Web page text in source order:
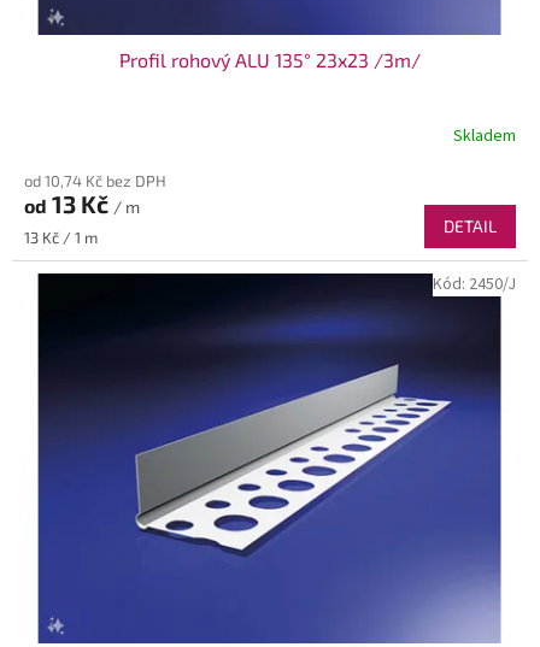
Profil rohový ALU 135° 23x23 /3m/
Skladem
od 10,74 Kč bez DPH
od 13 Kč / m
Měrná
cena:
13 Kč / 1 m
DETAIL
Kód: 2450/J